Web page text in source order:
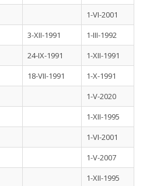
1-VI-2001
3-XII-1991
1-III-1992
24-IX-1991
1-XII-1991
18-VII-1991
1-X-1991
1-V-2020
1-XII-1995
1-VI-2001
1-V-2007
1-XII-1995